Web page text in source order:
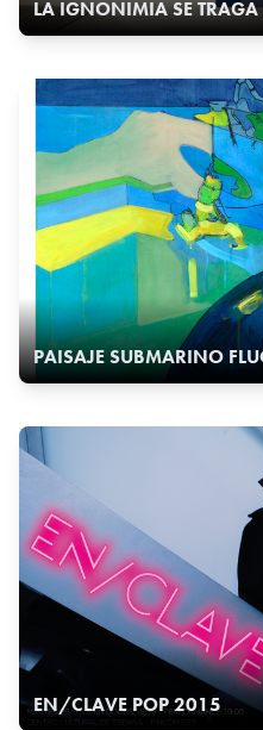
LA IGNONIMIA SE
PAISAJE SUBMARINO
EN/CLAVE POP 2015